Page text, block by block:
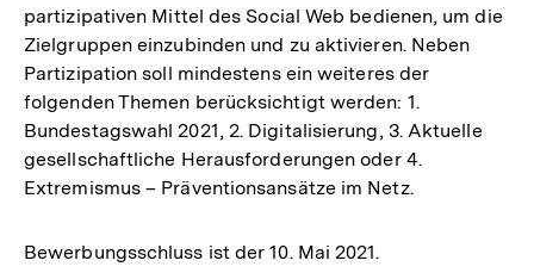
partizipativen Mittel des Social Web bedienen, um die
Zielgruppen einzubinden und zu aktivieren. Neben
Partizipation soll mindestens ein weiteres der
folgenden Themen berücksichtigt werden: 1.
Bundestagswahl 2021, 2. Digitalisierung, 3. Aktuelle
gesellschaftliche Herausforderungen oder 4.
Extremismus – Präventionsansätze im Netz.
Bewerbungsschluss ist der 10. Mai 2021.